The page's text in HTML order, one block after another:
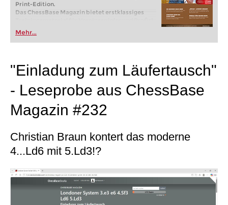
Print-Edition.
Das ChessBase Magazin bietet erstklassiges
Weltklassespieler analysieren ihre Glanzpartien
und erklären Ihnen die Ideen hinter den Zügen.
Eröffnungsspezialisten präsentieren die
Meistertrainer in Sachen Taktik, Strategie und
Endspiel zeigen Ihnen genau die Tricks und
Techniken, die man als erfolgreicher
Turnierspieler braucht! Download-Version (inkl.
Im Lieferumfang enthalten: CBM #232 als
„ChessBase Book“ für iPad, Tablet, Mac etc.! Auf
Mehr...
"Einladung zum Läufertausch"
- Leseprobe aus ChessBase
Magazin #232
Christian Braun kontert das moderne
4...Ld6 mit 5.Ld3!?